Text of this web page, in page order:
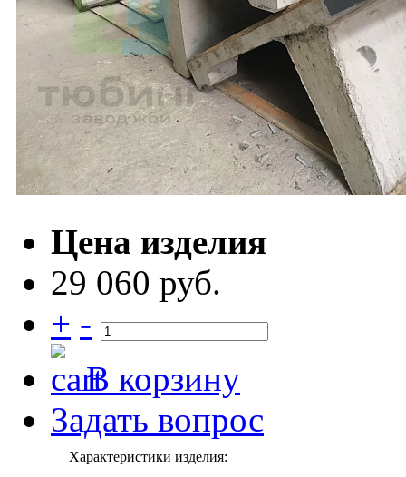
Цена изделия
29 060 руб.
+ -
В корзину
Задать вопрос
Характеристики изделия: